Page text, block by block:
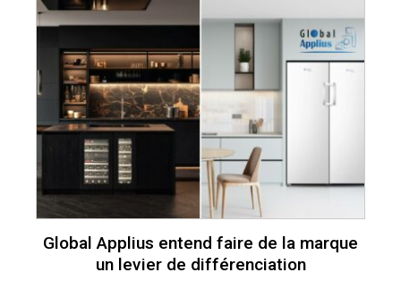
Global Applius entend faire de la marque
un levier de différenciation